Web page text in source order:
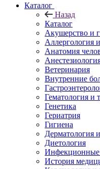
Каталог
Назад
Каталог
Акушерство и
Аллергология
Анатомия
Ветеринария
Внутренние
Гематология и
Генетика
Гериатрия
Гигиена
Дерматология
Диетология
Инфекционные
История